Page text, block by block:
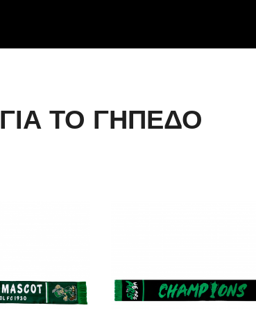
ΓΙΑ ΤΟ ΓΗΠΕΔΟ